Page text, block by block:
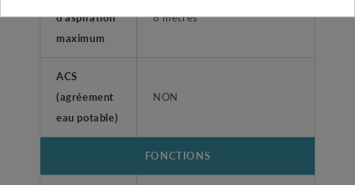
d'aspiration
maximum
6 mètres
ACS
(agréement
eau potable)
NON
FONCTIONS